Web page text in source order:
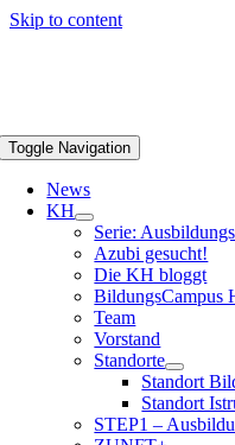
Skip to content
Toggle Navigation
News
KH
Serie:
Azubi gesucht!
Die KH bloggt
BildungsCampus
Team
Vorstand
Standorte
Standort
Standort
STEP1 –